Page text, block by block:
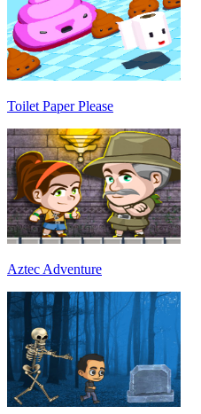
Toilet Paper Please
Aztec Adventure